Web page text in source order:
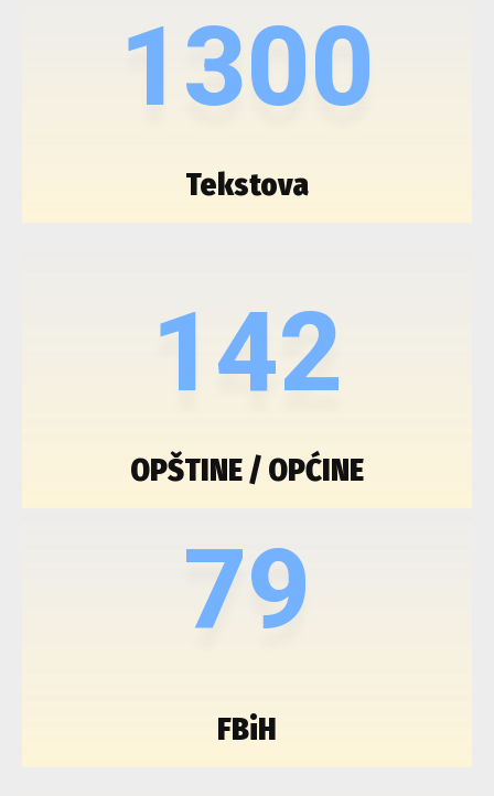
1300
Tekstova
142
OPŠTINE / OPĆINE
79
FBiH